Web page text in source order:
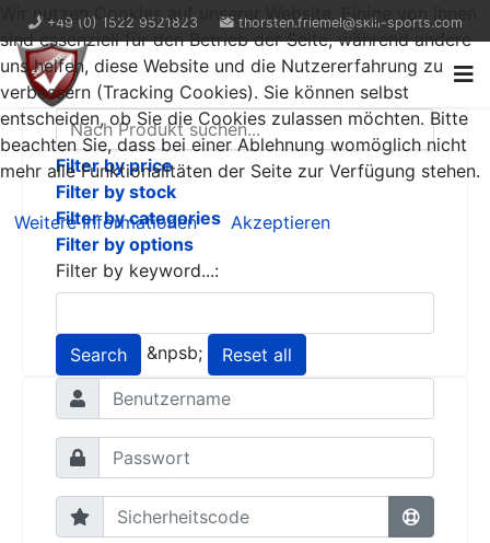
+49 (0) 1522 9521823 thorsten.friemel@skill-sports.com
Filter by price
Filter by stock
Filter by categories
Filter by options
Filter by keyword...:
Search &npsb; Reset all
Wir nutzen Cookies auf unserer Website. Einige von ihnen
sind essenziell für den Betrieb der Seite, während andere
uns helfen, diese Website und die Nutzererfahrung zu
verbessern (Tracking Cookies). Sie können selbst
entscheiden, ob Sie die Cookies zulassen möchten. Bitte
beachten Sie, dass bei einer Ablehnung womöglich nicht
mehr alle Funktionalitäten der Seite zur Verfügung stehen.
Weitere Informationen Akzeptieren